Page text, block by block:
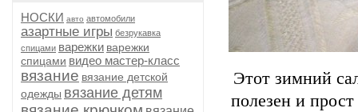
НОСКИ авто автомобили
азартные игры безрукавка
спицами варежки варежки
спицами видео мастер-класс
вязание вязание детской
одежды вязание детям
Этот зимний
полезен и